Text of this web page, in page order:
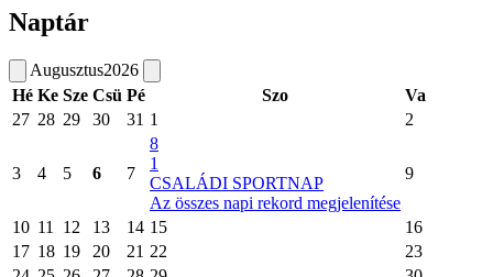
Naptár
Augusztus2026
Hé Ke Sze Csü Pé Szo
Va
27 28 29 30 31 1 2
3 4 5 6 7
8
1
CSALÁDI SPORTNAP
Az összes napi rekord megjelenítése
9
10 11 12 13 14 15
16
17 18 19 20 21 22
23